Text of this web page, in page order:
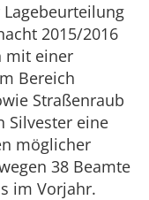
2015/2016
mit einer
Bereich
Straßenraub
Silvester eine
möglicher
38 Beamte
im Vorjahr.